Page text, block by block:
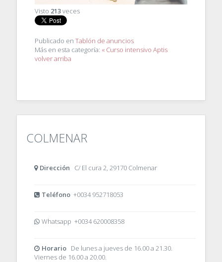
Visto 213veces
Publicado en Tablón de anuncios
Más en esta categoría: « Curso intensivo Aptis
volver arriba
COLMENAR
Dirección C/ El cura 2, 29170 Colmenar
Teléfono+0034 952718053
Whatsapp +0034 620008358
HorarioDe lunes a jueves de 16.00 a 21.30.
Viernes de 16.00 a 20.00.